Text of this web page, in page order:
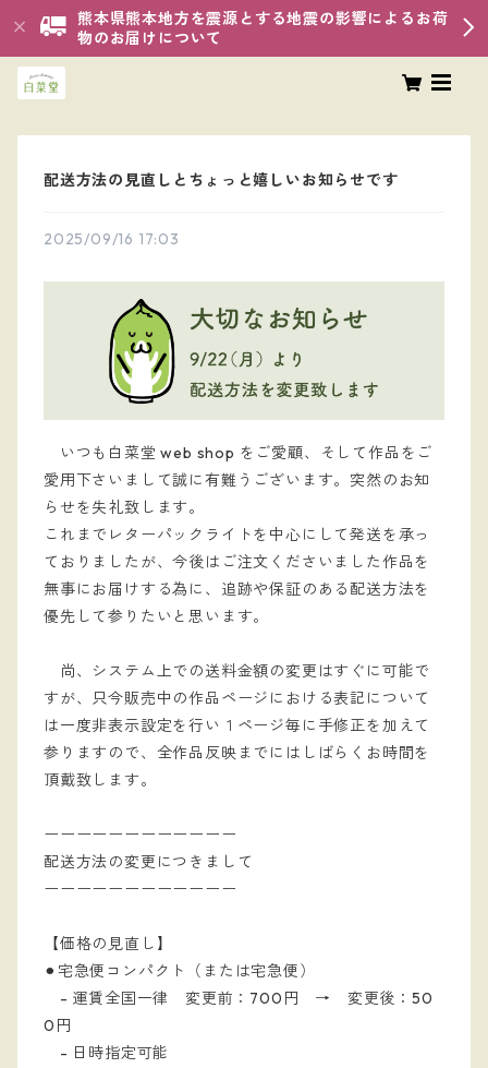
熊本県熊本地方を震源とする地震の影響によるお荷
物のお届けについて
配送方法の見直しとちょっと嬉しいお知らせです
2025/09/16 17:03
いつも白菜堂 web shop をご愛顧、そして作品をご
愛用下さいまして誠に有難うございます。突然のお知
らせを失礼致します。
これまでレターパックライトを中心にして発送を承っ
ておりましたが、今後はご注文くださいました作品を
無事にお届けする為に、追跡や保証のある配送方法を
優先して参りたいと思います。
尚、システム上での送料金額の変更はすぐに可能で
すが、只今販売中の作品ページにおける表記について
は一度非表示設定を行い１ページ毎に手修正を加えて
参りますので、全作品反映までにはしばらくお時間を
頂戴致します。
ーーーーーーーーーーーー
配送方法の変更につきまして
ーーーーーーーーーーーー
【価格の見直し】
⚫︎宅急便コンパクト（または宅急便）
- 運賃全国一律 変更前：700円 → 変更後：50
0円
- 日時指定可能